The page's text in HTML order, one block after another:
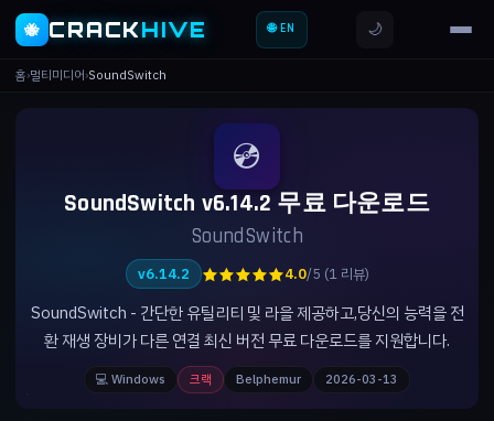
🐝 CRACKHIVE 🌐 EN 🌙
홈›멀티미디어›SoundSwitch
💿
SoundSwitch v6.14.2 무료 다운로드
SoundSwitch
v6.14.2 ★★★★★4.0/5 (1 리뷰)
SoundSwitch - 간단한 유틸리티 및 라을 제공하고,당신의 능력을 전
환 재생 장비가 다른 연결 최신 버전 무료 다운로드를 지원합니다.
💻 Windows 크랙 Belphemur 2026-03-13